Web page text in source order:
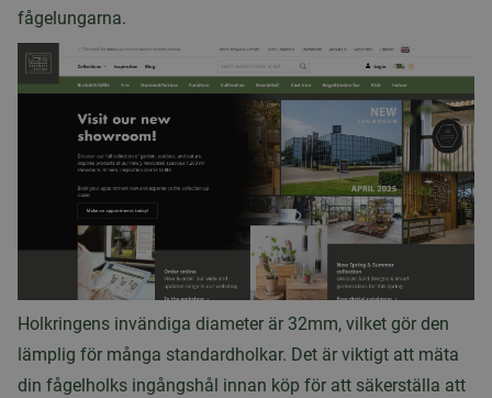
fågelungarna.
Holkringens invändiga diameter är 32mm, vilket gör den
lämplig för många standardholkar. Det är viktigt att mäta
din fågelholks ingångshål innan köp för att säkerställa att